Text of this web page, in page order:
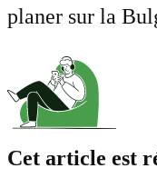
planer sur la
Cet article est